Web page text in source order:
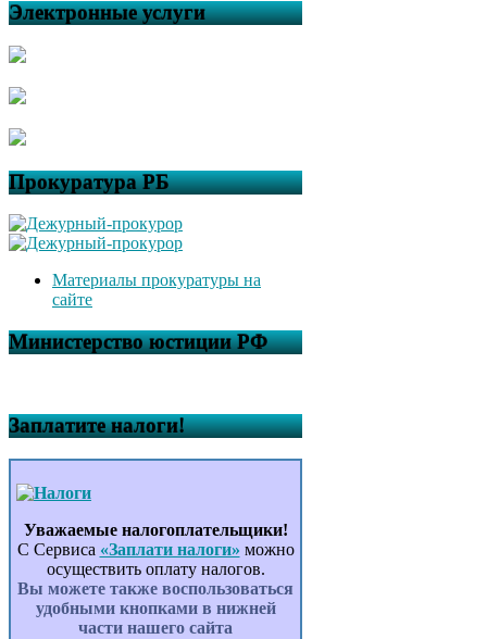
Электронные услуги
Прокуратура РБ
Материалы прокуратуры на
сайте
Министерство юстиции РФ
Заплатите налоги!
Уважаемые налогоплательщики!
С Сервиса «Заплати налоги» можно
осуществить оплату налогов.
Вы можете также воспользоваться
удобными кнопками в нижней
части нашего сайта